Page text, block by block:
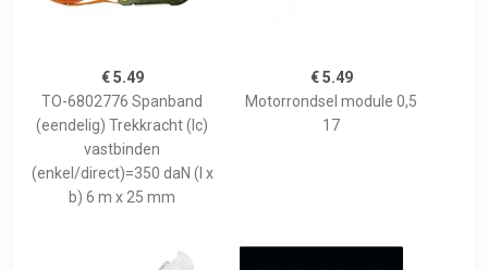
€ 5.49
TO-6802776 Spanband
(eendelig) Trekkracht (lc)
vastbinden
(enkel/direct)=350 daN (l x
b) 6 m x 25 mm
€ 5.49
Motorrondsel module 0,5
17